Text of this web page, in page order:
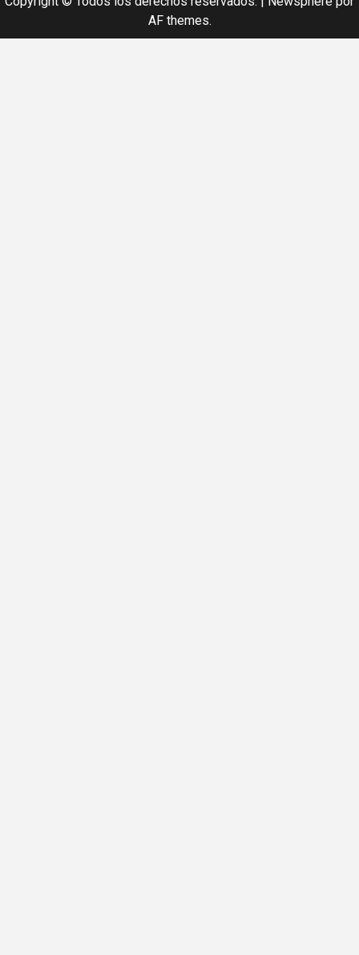
AF themes.